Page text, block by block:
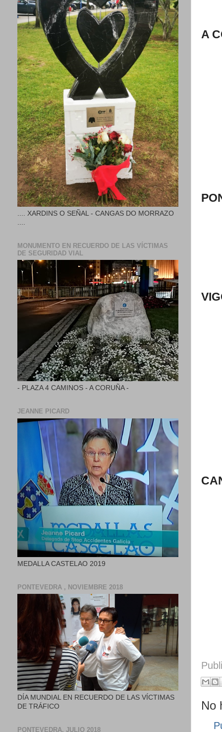
A
No
.... XARDINS O SEÑAL - CANGAS DO MORRAZO
MONUMENTO EN RECUERDO DE LAS VÍCTIMAS
DE SEGURIDAD VIAL
- PLAZA 4 CAMINOS - A CORUÑA -
JEANNE PICARD
MEDALLA CASTELAO 2019
PONTEVEDRA , NOVIEMBRE 2018
DÍA MUNDIAL EN RECUERDO DE LAS VÍCTIMAS
DE TRÁFICO
PONTEVEDRA, JULIO 2018